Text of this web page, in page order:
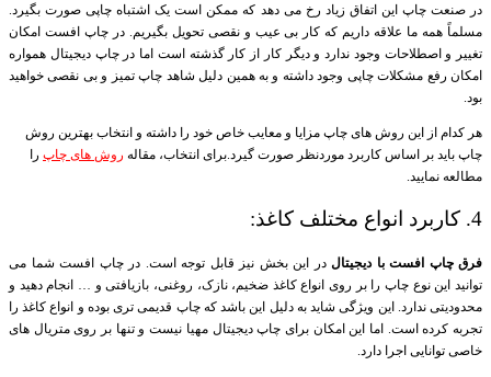
در صنعت چاپ این اتفاق زیاد رخ می دهد که ممکن است یک اشتباه چاپی صورت بگیرد.
مسلماً همه ما علاقه داریم که کار بی عیب و نقصی تحویل بگیریم. در چاپ افست امکان
تغییر و اصطلاحات وجود ندارد و دیگر کار از کار گذشته است اما در چاپ دیجیتال همواره
امکان رفع مشکلات چاپی وجود داشته و به همین دلیل شاهد چاپ تمیز و بی نقصی خواهید
بود.
هر کدام از این روش های چاپ مزایا و معایب خاص خود را داشته و انتخاب بهترین روش
چاپ باید بر اساس کاربرد موردنظر صورت گیرد.برای انتخاب، مقاله روش های چاپ را
مطالعه نمایید.
4. کاربرد انواع مختلف کاغذ:
فرق چاپ افست با دیجیتال در این بخش نیز قابل توجه است. در چاپ افست شما می
توانید این نوع چاپ را بر روی انواع کاغذ ضخیم، نازک، روغنی، بازیافتی و … انجام دهید و
محدودیتی ندارد. این ویژگی شاید به دلیل این باشد که چاپ قدیمی تری بوده و انواع کاغذ را
تجربه کرده است. اما این امکان برای چاپ دیجیتال مهیا نیست و تنها بر روی متریال های
خاصی توانایی اجرا دارد.